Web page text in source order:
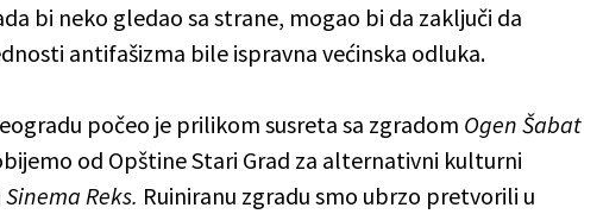
bi neko gledao sa strane, mogao bi da zaključi da
antifašizma bile ispravna većinska odluka.
počeo je prilikom susreta sa zgradom Ogen Šabat
od Opštine Stari Grad za alternativni kulturni
Sinema Reks. Ruiniranu zgradu smo ubrzo pretvorili u